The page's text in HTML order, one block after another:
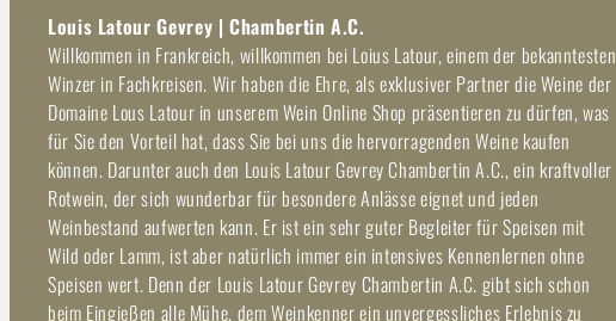
Louis Latour Gevrey | Chambertin A.C.
Willkommen in Frankreich, willkommen bei Loius Latour, einem der bekanntesten
Winzer in Fachkreisen. Wir haben die Ehre, als exklusiver Partner die Weine der
Domaine Lous Latour in unserem Wein Online Shop präsentieren zu dürfen, was
für Sie den Vorteil hat, dass Sie bei uns die hervorragenden Weine kaufen
können. Darunter auch den Louis Latour Gevrey Chambertin A.C., ein kraftvoller
Rotwein, der sich wunderbar für besondere Anlässe eignet und jeden
Weinbestand aufwerten kann. Er ist ein sehr guter Begleiter für Speisen mit
Wild oder Lamm, ist aber natürlich immer ein intensives Kennenlernen ohne
Speisen wert. Denn der Louis Latour Gevrey Chambertin A.C. gibt sich schon
beim Eingießen alle Mühe, dem Weinkenner ein unvergessliches Erlebnis zu